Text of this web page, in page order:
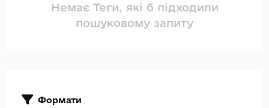
Немає Теги, які б підходили
пошуковому запиту
Формати